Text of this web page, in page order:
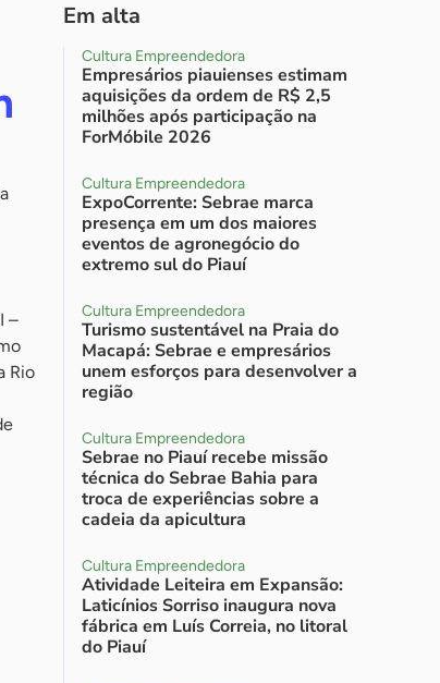
–
Rio
Em alta
Cultura Empreendedora
Empresários piauienses estimam
aquisições da ordem de R$ 2,5
milhões após participação na
ForMóbile 2026
Cultura Empreendedora
ExpoCorrente: Sebrae marca
presença em um dos maiores
eventos de agronegócio do
extremo sul do Piauí
Cultura Empreendedora
Turismo sustentável na Praia do
Macapá: Sebrae e empresários
unem esforços para desenvolver a
região
Cultura Empreendedora
Sebrae no Piauí recebe missão
técnica do Sebrae Bahia para
troca de experiências sobre a
cadeia da apicultura
Cultura Empreendedora
Atividade Leiteira em Expansão:
Laticínios Sorriso inaugura nova
fábrica em Luís Correia, no litoral
do Piauí